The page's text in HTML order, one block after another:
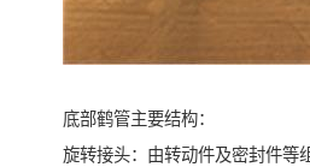
底部鹤管主要结构：
旋转接头：由转动件及密封件等